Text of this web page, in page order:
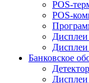
POS-
POS-
Дисплеи
Дисплеи
Банковское
Дисплеи